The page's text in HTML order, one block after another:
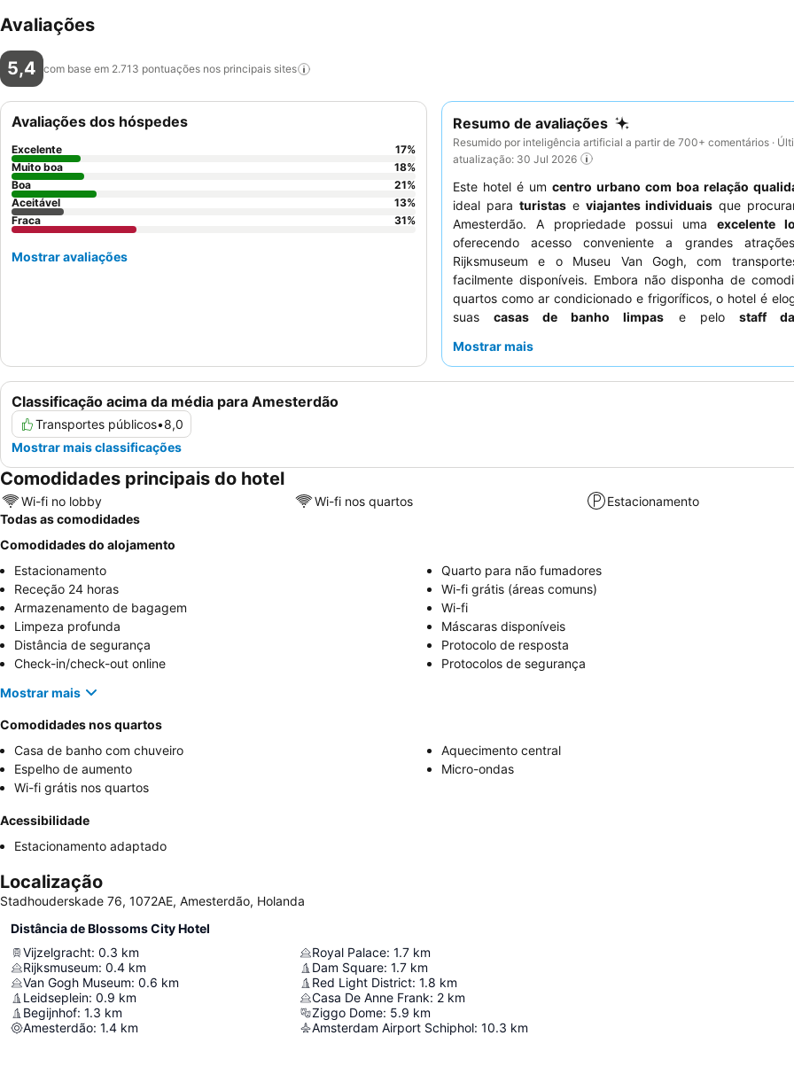
Avaliações
5,4 com base em 2.713 pontuações nos principais sites
Resumo de avaliações
Resumido por inteligência artificial a partir de 700+ comentários ·
atualização: 30 Jul 2026
Este hotel é um centro urbano com boa relação
ideal para turistase viajantes individuais que
Amesterdão. A propriedade possui uma excelente
oferecendo acesso conveniente a grandes
Rijksmuseum e o Museu Van Gogh, com
facilmente disponíveis. Embora não disponha de
quartos como ar condicionado e frigoríficos, o hotel é
suascasas de banho limpas e pelo staff
mais tranquila, os hóspedes devem pedir um quarto
Mostrar mais
Classificação acima da média para Amesterdão
Transportes públicos•8,0
Mostrar mais classificações
Avaliações dos hóspedes
Excelente 17%
Muito boa
18%
Boa
21%
Aceitável
13%
Fraca
31%
Mostrar avaliações
Comodidades principais do hotel
Wi-fi no lobby Wi-fi nos quartos
Estacionamento
Todas as comodidades
Comodidades do alojamento
Estacionamento
Quarto para não fumadores
Receção 24 horas
Wi-fi grátis (áreas comuns)
Armazenamento de bagagem
Wi-fi
Limpeza profunda
Máscaras disponíveis
Distância de segurança
Protocolo de resposta
Check-in/check-out online
Protocolos de segurança
Mostrar mais
Comodidades nos quartos
Casa de banho com chuveiro
Aquecimento central
Espelho de aumento
Micro-ondas
Wi-fi grátis nos quartos
Acessibilidade
Estacionamento adaptado
Localização
Stadhouderskade 76, 1072AE, Amesterdão, Holanda
Distância de Blossoms City Hotel
Vijzelgracht: 0.3 km
Rijksmuseum: 0.4 km
Van Gogh Museum: 0.6 km
Leidseplein: 0.9 km
Begijnhof: 1.3 km
Amesterdão: 1.4 km
Royal Palace: 1.7 km
Dam Square: 1.7 km
Red Light District: 1.8 km
Casa De Anne Frank: 2 km
Ziggo Dome: 5.9 km
Amsterdam Airport Schiphol: 10.3 km